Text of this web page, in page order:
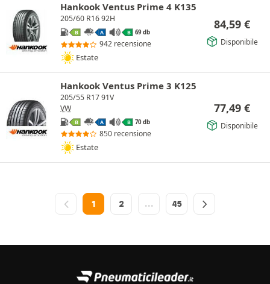
Hankook Ventus Prime 4 K135
205/60 R16 92H
B A B 69 db
942 recensione
Estate
84,59 €
Disponibile
Hankook Ventus Prime 3 K125
205/55 R17 91V
VW
B A B 70 db
850 recensione
Estate
77,49 €
Disponibile
1 2 … 45